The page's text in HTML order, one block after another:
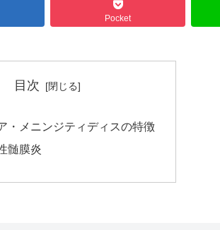
Pocket
目次
・メニンジティディスの特徴
髄膜炎